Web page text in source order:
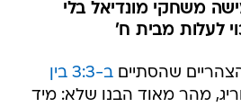
משחקי מונדיאל בלי
לעלות מבית ח'
שהסתיים
ב-3:3 בין
מהר מאוד הבנו שלא: מיד